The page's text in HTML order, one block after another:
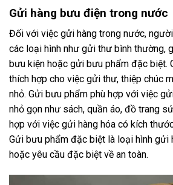
Gửi hàng bưu điện trong nước
Đối với việc gửi hàng trong nước,
các loại hình như gửi thư bình thường,
bưu kiện hoặc gửi bưu phẩm đặc biệt.
thích hợp cho việc gửi thư, thiệp chúc
nhỏ. Gửi bưu phẩm phù hợp với việc
nhỏ gọn như sách, quần áo, đồ trang
hợp với việc gửi hàng hóa có kích
Gửi bưu phẩm đặc biệt là loại hình gửi
hoặc yêu cầu đặc biệt về an toàn.